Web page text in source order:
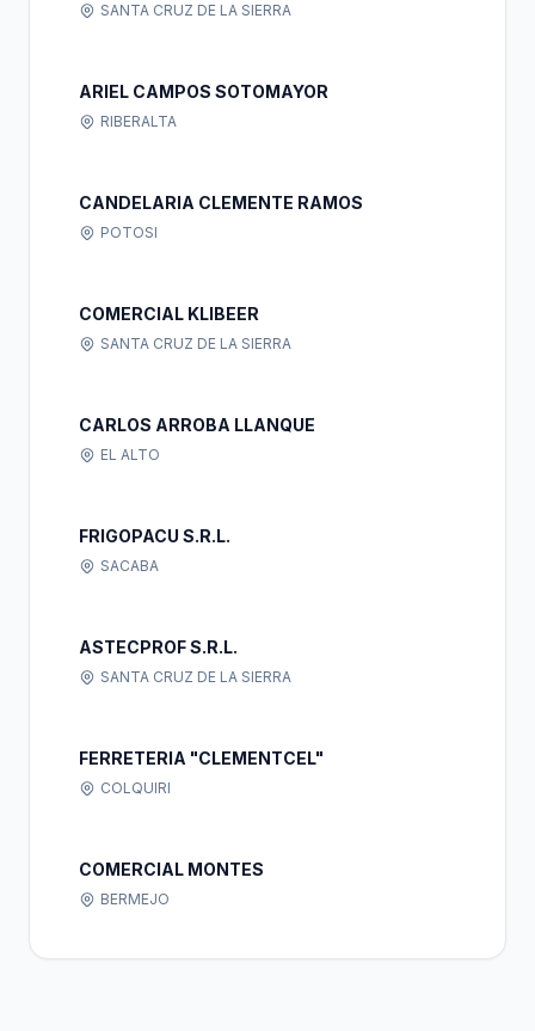
SANTA CRUZ DE LA SIERRA
ARIEL CAMPOS SOTOMAYOR
RIBERALTA
CANDELARIA CLEMENTE RAMOS
POTOSI
COMERCIAL KLIBEER
SANTA CRUZ DE LA SIERRA
CARLOS ARROBA LLANQUE
EL ALTO
FRIGOPACU S.R.L.
SACABA
ASTECPROF S.R.L.
SANTA CRUZ DE LA SIERRA
FERRETERIA "CLEMENTCEL"
COLQUIRI
COMERCIAL MONTES
BERMEJO